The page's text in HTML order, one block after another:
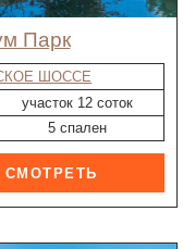
Парк
ШОССЕ
участок 12 соток
5 спален